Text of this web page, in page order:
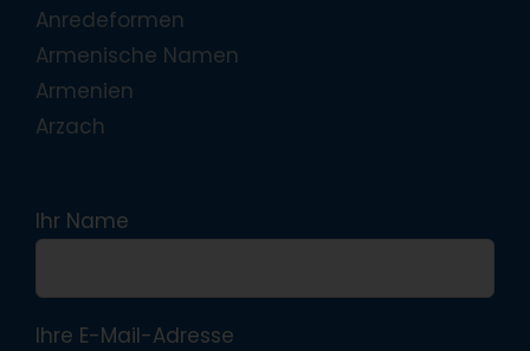
Anredeformen
Armenische Namen
Armenien
Arzach
Ihr Name
Ihre E-Mail-Adresse